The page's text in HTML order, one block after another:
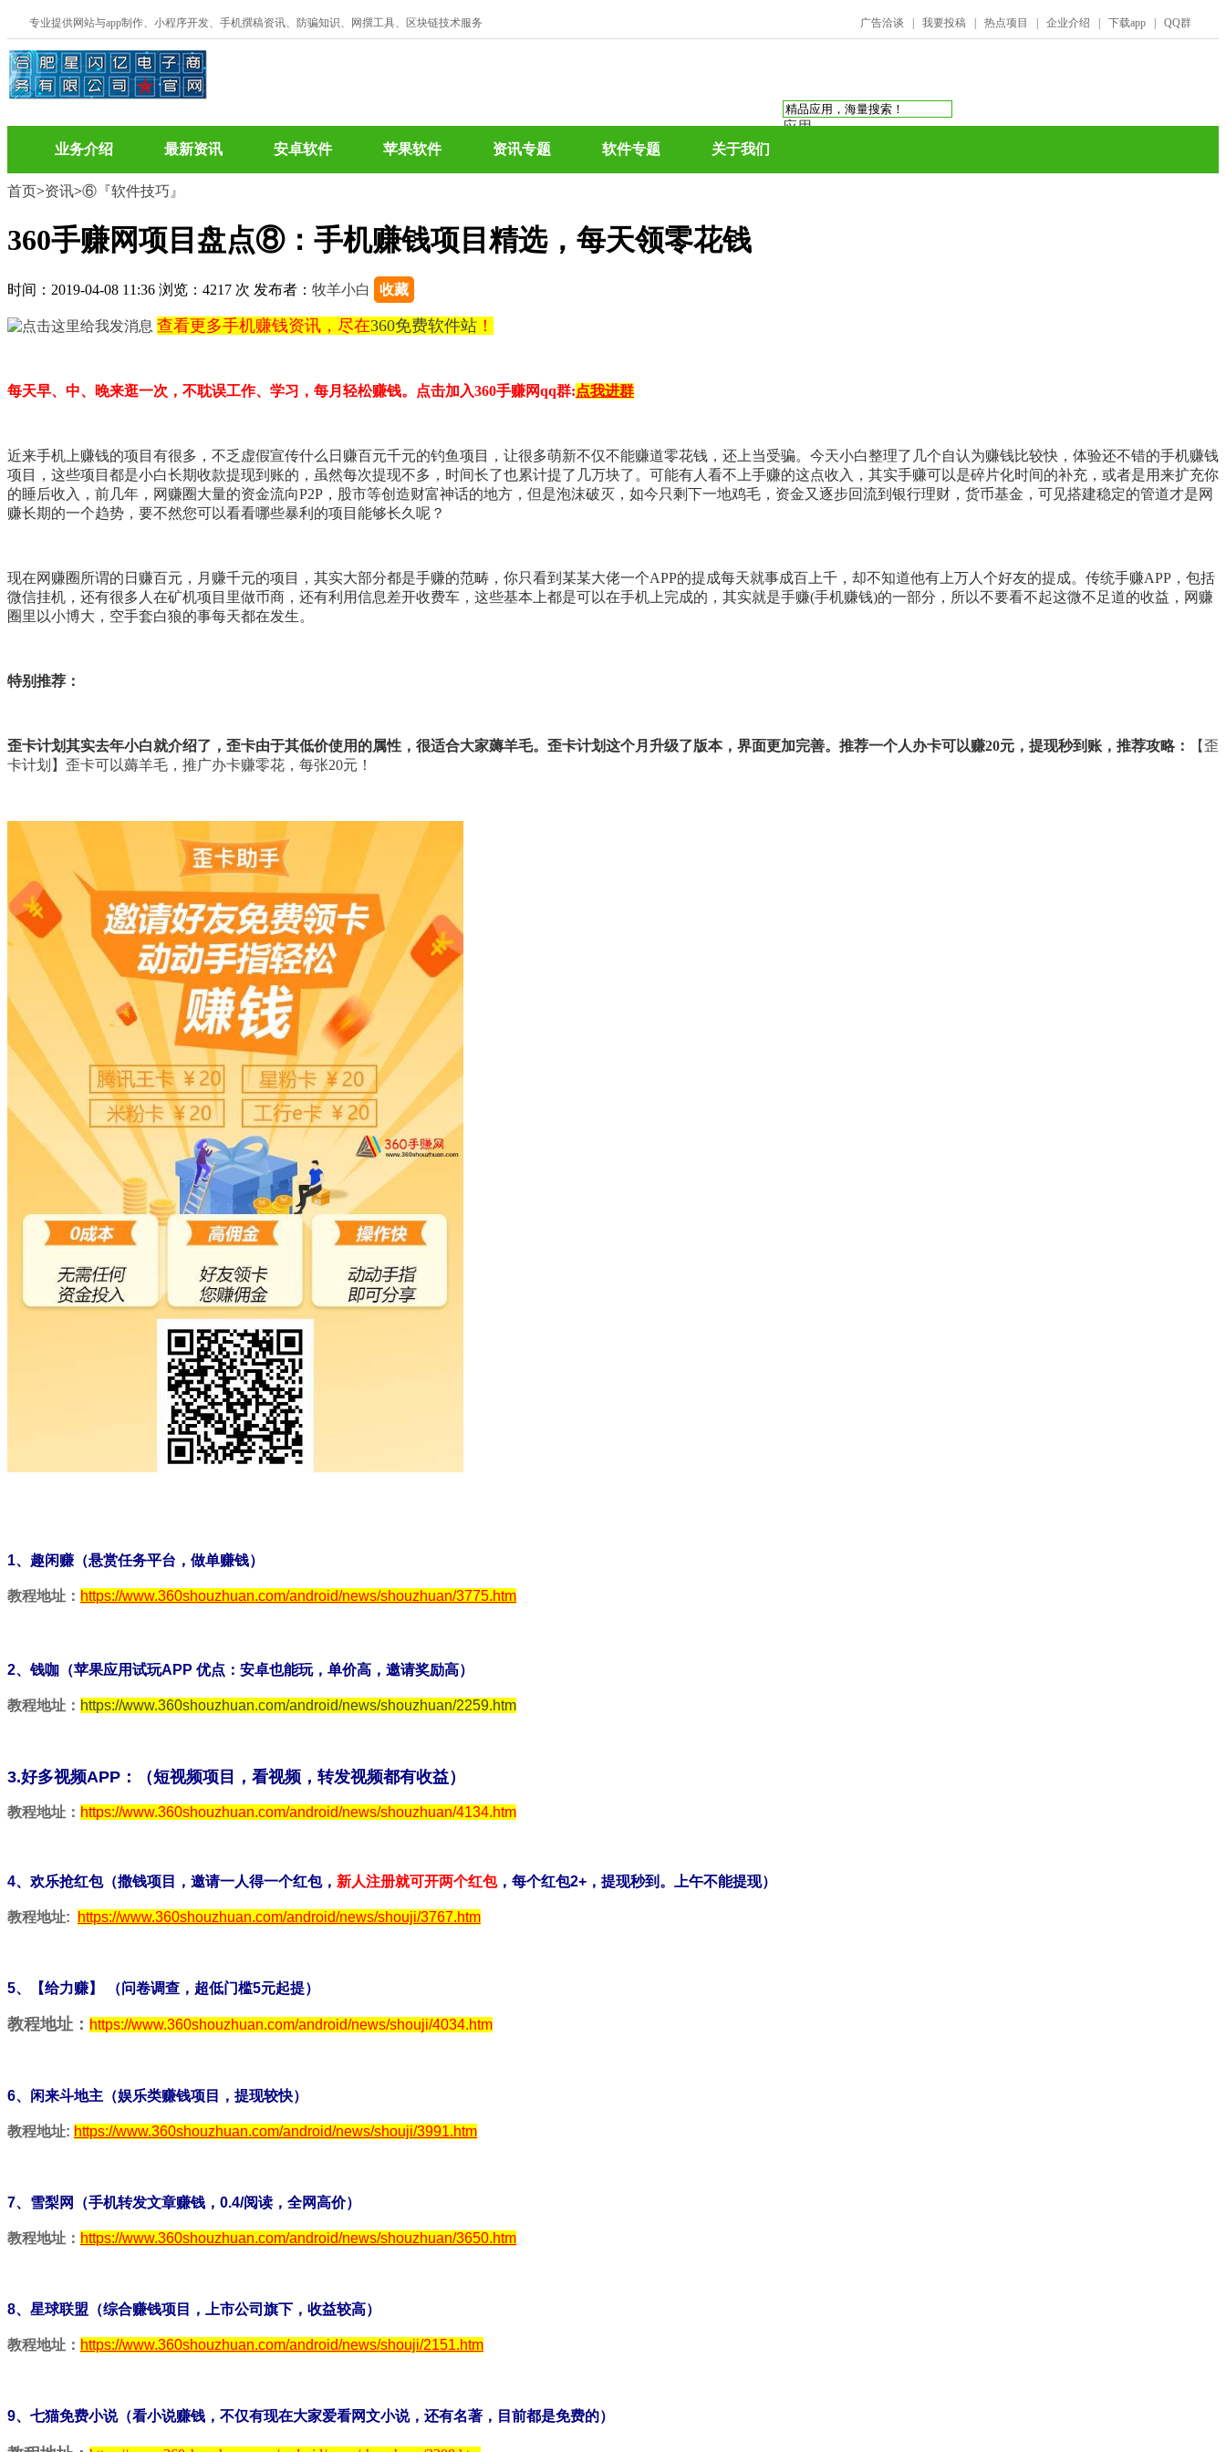
专业提供网站与app制作、小程序开发、手机撰稿资讯、防骗知识、网撰工具、区块链技术服务 广告洽谈 我要投稿 热点项目 企业介绍 下载app QQ群
应用
业务介绍 最新资讯 安卓软件 苹果软件 资讯专题 软件专题 关于我们
首页>资讯>⑥『软件技巧』
360手赚网项目盘点⑧：手机赚钱项目精选，每天领零花钱
时间：2019-04-08 11:36 浏览：4217 次 发布者： 牧羊小白 收藏
查看更多手机赚钱资讯，尽在360免费软件站 ！
每天早、中、晚来逛一次，不耽误工作、学习，每月轻松赚钱。点击加入360手赚网qq群:点我进群
近来手机上赚钱的项目有很多，不乏虚假宣传什么日赚百元千元的钓鱼项目，让很多萌新不仅不能赚道零花钱，还上当受骗。今天小白整理了几个自认为赚钱比较快，体验还不错的手机赚钱
项目，这些项目都是小白长期收款提现到账的，虽然每次提现不多，时间长了也累计提了几万块了。可能有人看不上手赚的这点收入，其实手赚可以是碎片化时间的补充，或者是用来扩充你
的睡后收入，前几年，网赚圈大量的资金流向P2P，股市等创造财富神话的地方，但是泡沫破灭，如今只剩下一地鸡毛，资金又逐步回流到银行理财，货币基金，可见搭建稳定的管道才是网
赚长期的一个趋势，要不然您可以看看哪些暴利的项目能够长久呢？
现在网赚圈所谓的日赚百元，月赚千元的项目，其实大部分都是手赚的范畴，你只看到某某大佬一个APP的提成每天就事成百上千，却不知道他有上万人个好友的提成。传统手赚APP，包括
微信挂机，还有很多人在矿机项目里做币商，还有利用信息差开收费车，这些基本上都是可以在手机上完成的，其实就是手赚(手机赚钱)的一部分，所以不要看不起这微不足道的收益，网赚
圈里以小博大，空手套白狼的事每天都在发生。
特别推荐：
歪卡计划其实去年小白就介绍了，歪卡由于其低价使用的属性，很适合大家薅羊毛。歪卡计划这个月升级了版本，界面更加完善。推荐一个人办卡可以赚20元，提现秒到账，推荐攻略：
【歪
卡计划】歪卡可以薅羊毛，推广办卡赚零花，每张20元！
1、趣闲赚（悬赏任务平台，做单赚钱）
教程地址： https://www.360shouzhuan.com/android/news/shouzhuan/3775.htm
2、钱咖（苹果应用试玩APP 优点：安卓也能玩，单价高，邀请奖励高）
教程地址： https://www.360shouzhuan.com/android/news/shouzhuan/2259.htm
3.好多视频APP：（短视频项目，看视频，转发视频都有收益）
教程地址： https://www.360shouzhuan.com/android/news/shouzhuan/4134.htm
4、欢乐抢红包（撒钱项目，邀请一人得一个红包， 新人注册就可开两个红包，每个红包2+，提现秒到。上午不能提现）
教程地址: https://www.360shouzhuan.com/android/news/shouji/3767.htm
5、【给力赚】 （问卷调查，超低门槛5元起提）
教程地址： https://www.360shouzhuan.com/android/news/shouji/4034.htm
6、闲来斗地主（娱乐类赚钱项目，提现较快）
教程地址: https://www.360shouzhuan.com/android/news/shouji/3991.htm
7、雪梨网（手机转发文章赚钱，0.4/阅读，全网高价）
教程地址： https://www.360shouzhuan.com/android/news/shouzhuan/3650.htm
8、星球联盟（综合赚钱项目，上市公司旗下，收益较高）
教程地址： https://www.360shouzhuan.com/android/news/shouji/2151.htm
9、七猫免费小说（看小说赚钱，不仅有现在大家爱看网文小说，还有名著，目前都是免费的）